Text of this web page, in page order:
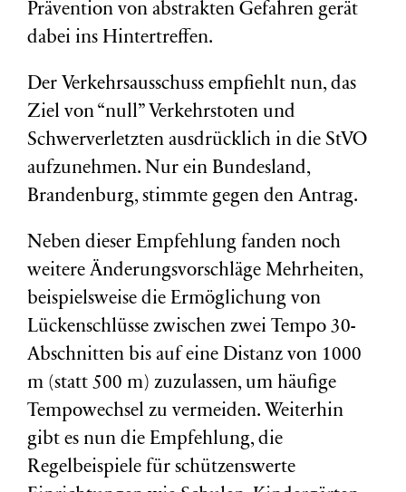
Prävention von abstrakten Gefahren gerät
dabei ins Hintertreffen.
Der Verkehrsausschuss empfiehlt nun, das
Ziel von “null” Verkehrstoten und
Schwerverletzten ausdrücklich in die StVO
aufzunehmen. Nur ein Bundesland,
Brandenburg, stimmte gegen den Antrag.
Neben dieser Empfehlung fanden noch
weitere Änderungsvorschläge Mehrheiten,
beispielsweise die Ermöglichung von
Lückenschlüsse zwischen zwei Tempo 30-
Abschnitten bis auf eine Distanz von 1000
m (statt 500 m) zuzulassen, um häufige
Tempowechsel zu vermeiden. Weiterhin
gibt es nun die Empfehlung, die
Regelbeispiele für schützenswerte